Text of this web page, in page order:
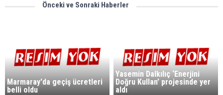
Önceki ve Sonraki Haberler
Marmaray'da geçiş ücretleri
belli oldu
Yasemin Dalkılıç ‘Enerjini
Doğru Kullan’ projesinde yer
aldı